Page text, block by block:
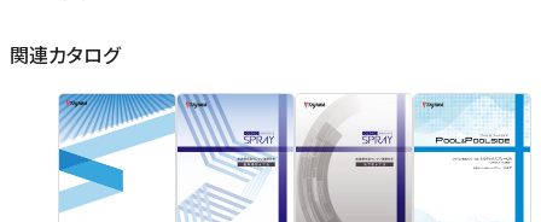
関連カタログ